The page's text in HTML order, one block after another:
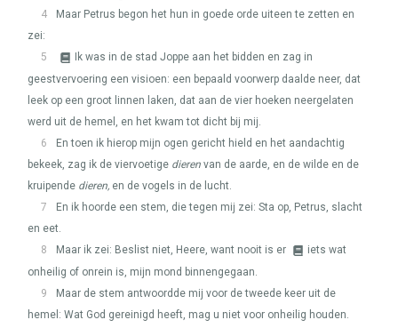
4
Maar Petrus begon het hun in goede orde uiteen te zetten en
zei:
5
Ik was in de stad Joppe aan het bidden en zag in
geestvervoering een visioen: een bepaald voorwerp daalde neer, dat
leek op een groot linnen laken, dat aan de vier hoeken neergelaten
werd uit de hemel, en het kwam tot dicht bij mij.
6
En toen ik hierop mijn ogen gericht hield en het aandachtig
bekeek, zag ik de viervoetige dieren van de aarde, en de wilde en de
kruipende dieren, en de vogels in de lucht.
7
En ik hoorde een stem, die tegen mij zei: Sta op, Petrus, slacht
en eet.
8
Maar ik zei: Beslist niet, Heere, want nooit is er
iets wat
onheilig of onrein is, mijn mond binnengegaan.
9
Maar de stem antwoordde mij voor de tweede keer uit de
hemel: Wat God gereinigd heeft, mag u niet voor onheilig houden.